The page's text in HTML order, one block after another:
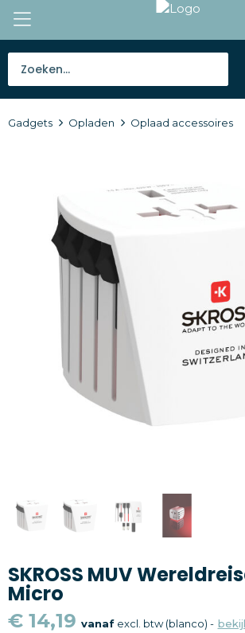
Tassen
Giveaways
Drinkwaren
Paraplu's
Outdoor en vrije tijd
Gereedschap en veiligheid
Snoepgoed
Kantoorartikelen
Gadgets
Textiel
Gadgets Opladen Oplaad accessoires
SKROSS MUV
Micro
€ 14,19 vanafexcl. btw (blanco) -